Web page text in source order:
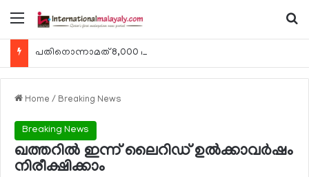
Menu
Home / Breaking News
Breaking News
ഖത്തറില്‍ ഇന്ന് ലൈറിഡ് ഉല്‍ക്കാവര്‍ഷം
നിരീക്ഷിക്കാം